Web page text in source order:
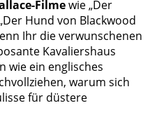
Filmewie „Der
Hund von Blackwood
Ihr die verwunschenen
Kavaliershaus
wie ein englisches
warum sich
für düstere